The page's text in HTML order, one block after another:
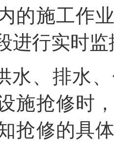
的施工作
进行实时监
水、排水
施抢修时
抢修的具